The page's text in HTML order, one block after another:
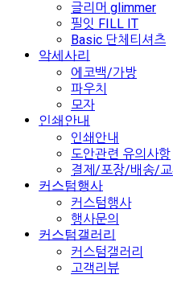
글리머 glimmer
필잇 FILL IT
Basic 단체티셔츠
악세사리
에코백/가방
파우치
모자
인쇄안내
인쇄안내
도안관련 유의사항
결제/포장/배송/
커스텀행사
커스텀행사
행사문의
커스텀갤러리
커스텀갤러리
고객리뷰